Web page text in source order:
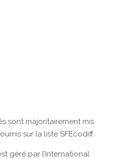
sont majoritairement mis
sur la liste SFEcodiff
géré par l’International